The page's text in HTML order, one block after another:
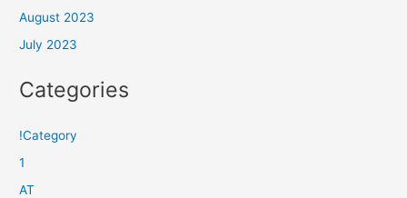
August 2023
July 2023
Categories
!Category
1
AT